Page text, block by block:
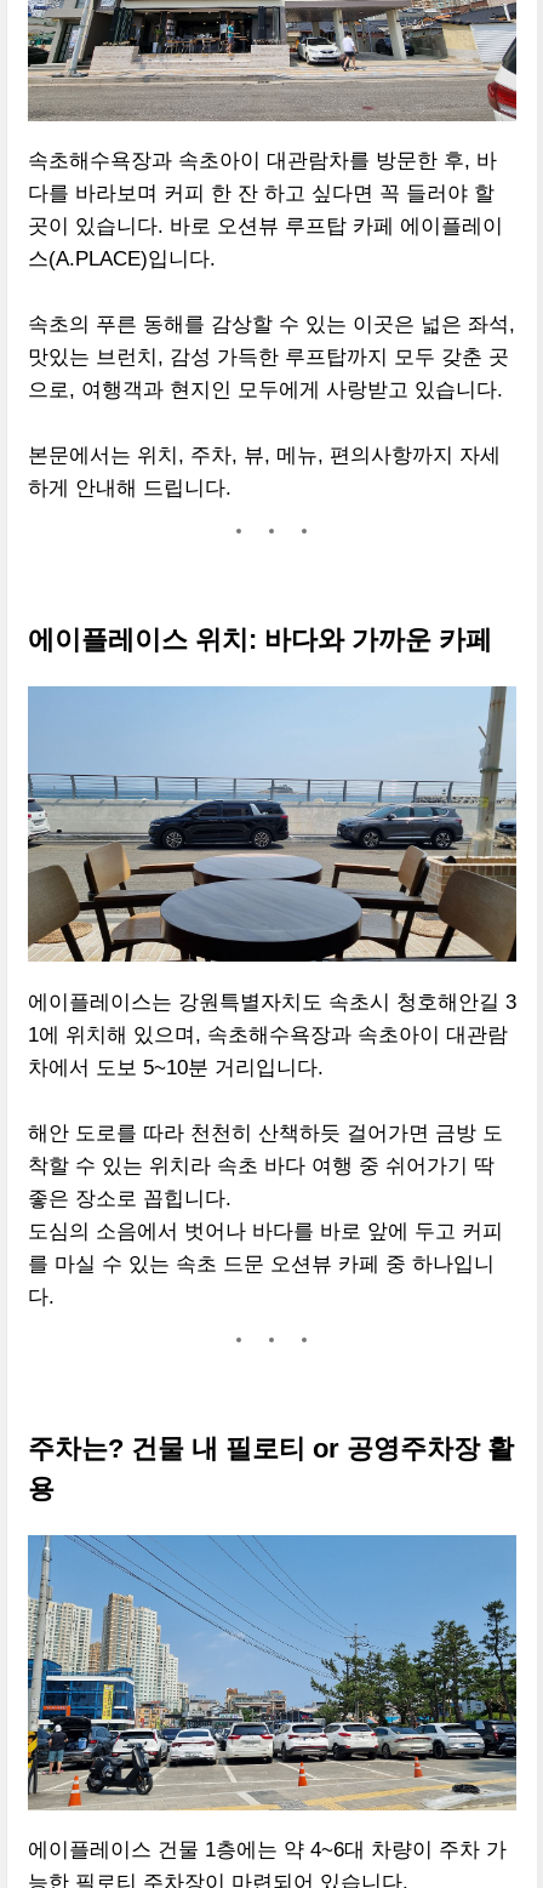
속초해수욕장과 속초아이 대관람차를 방문한 후, 바
다를 바라보며 커피 한 잔 하고 싶다면 꼭 들러야 할
곳이 있습니다. 바로 오션뷰 루프탑 카페 에이플레이
스(A.PLACE)입니다.
속초의 푸른 동해를 감상할 수 있는 이곳은 넓은 좌석,
맛있는 브런치, 감성 가득한 루프탑까지 모두 갖춘 곳
으로, 여행객과 현지인 모두에게 사랑받고 있습니다.
본문에서는 위치, 주차, 뷰, 메뉴, 편의사항까지 자세
하게 안내해 드립니다.
에이플레이스 위치: 바다와 가까운 카페
에이플레이스는 강원특별자치도 속초시 청호해안길 3
1에 위치해 있으며, 속초해수욕장과 속초아이 대관람
차에서 도보 5~10분 거리입니다.
해안 도로를 따라 천천히 산책하듯 걸어가면 금방 도
착할 수 있는 위치라 속초 바다 여행 중 쉬어가기 딱
좋은 장소로 꼽힙니다.
도심의 소음에서 벗어나 바다를 바로 앞에 두고 커피
를 마실 수 있는 속초 드문 오션뷰 카페 중 하나입니
다.
주차는? 건물 내 필로티 or 공영주차장 활
용
에이플레이스 건물 1층에는 약 4~6대 차량이 주차 가
능한 필로티 주차장이 마련되어 있습니다.